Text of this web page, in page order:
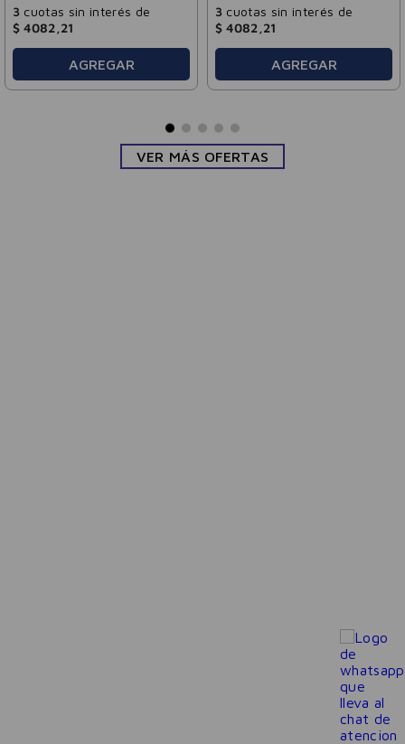
3 cuotas sin interés de
$ 4082 21
AGREGAR
3 cuotas sin interés de
$ 4082 21
AGREGAR
VER MÁS OFERTAS